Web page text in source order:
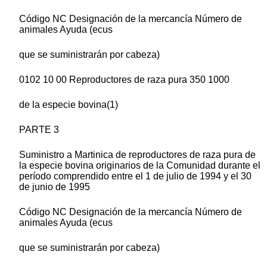
Código NC Designación de la mercancía Número de
animales Ayuda (ecus
que se suministrarán por cabeza)
0102 10 00 Reproductores de raza pura 350 1000
de la especie bovina(1)
PARTE 3
Suministro a Martinica de reproductores de raza pura de
la especie bovina originarios de la Comunidad durante el
período comprendido entre el 1 de julio de 1994 y el 30
de junio de 1995
Código NC Designación de la mercancía Número de
animales Ayuda (ecus
que se suministrarán por cabeza)